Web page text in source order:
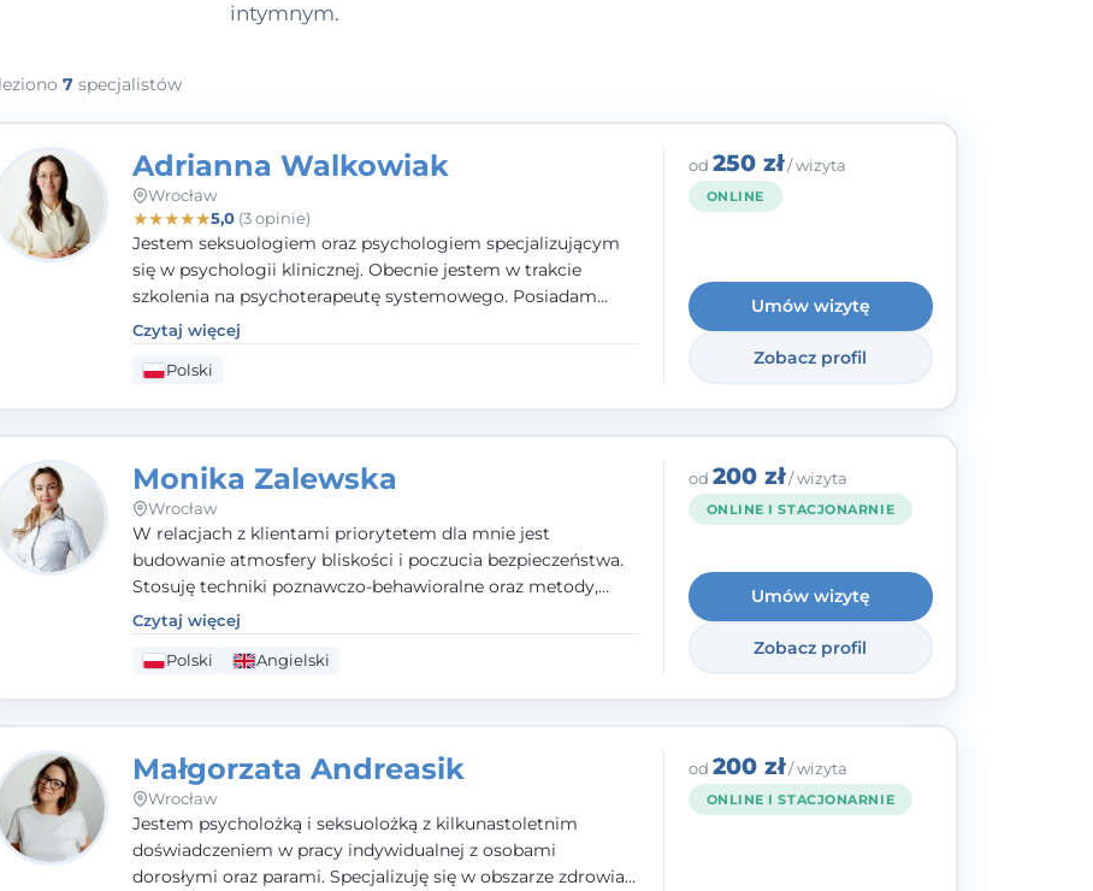
intymnym.
7 specjalistów
Adrianna Walkowiak
Wrocław
★★★★★5,0(3 opinie)
Jestem seksuologiem oraz psychologiem specjalizującym
się w psychologii klinicznej. Obecnie jestem w trakcie
szkolenia na psychoterapeutę systemowego. Posiadam
status członka nadzwyczajnego Wielkopolskiego
TowarzystwaTerapii Systemowejoraz należę do Polskiego
Towarzystwa Psychiatrycznego. W mojej pracy na
zasobach.
Czytaj więcej
Polski
od 250 zł/ wizyta
ONLINE
Umów wizytę
Zobacz profil
Monika Zalewska
Wrocław
W relacjach z klientami priorytetem dla mnie jest
budowanie atmosfery bliskości i poczucia bezpieczeństwa.
Stosuję techniki poznawczo-behawioralne oraz metody,
które koncentrują się na rozwiązaniach (TSR). Te polegają na
osiąganiu zamierzonych celów (doprowadzeniu do
rozwiązania trudnych sytuacji) poprzez identyfikowanie i
Czytaj więcej
Polski Angielski
od 200 zł/ wizyta
ONLINE I STACJONARNIE
Umów wizytę
Zobacz profil
Małgorzata Andreasik
Wrocław
Jestem psycholożką i seksuolożką z kilkunastoletnim
doświadczeniem w pracy indywidualnej z osobami
dorosłymi oraz parami. Specjalizuję się w obszarze zdrowia
od 200 zł/ wizyta
ONLINE I STACJONARNIE